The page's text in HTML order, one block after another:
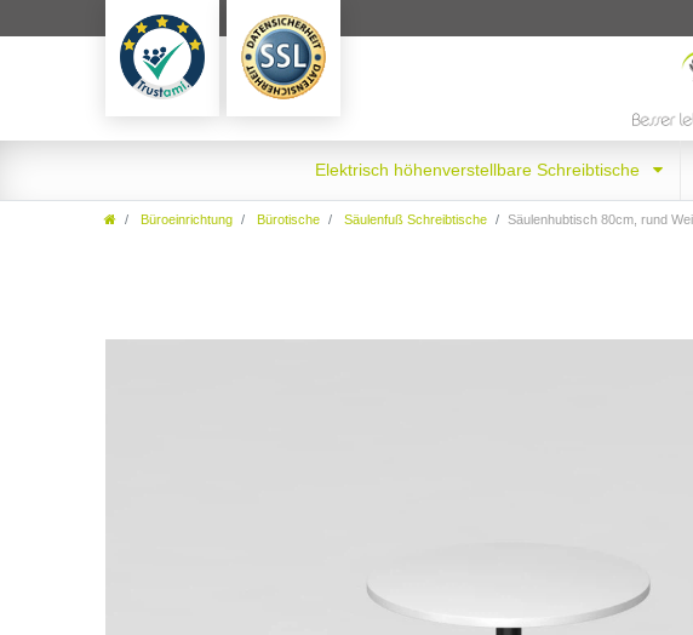
Elektrisch höhenverstellbare Schreibtische
Büroeinrichtung Bürotische Säulenfuß Schreibtische Säulenhubtisch 80cm, rund